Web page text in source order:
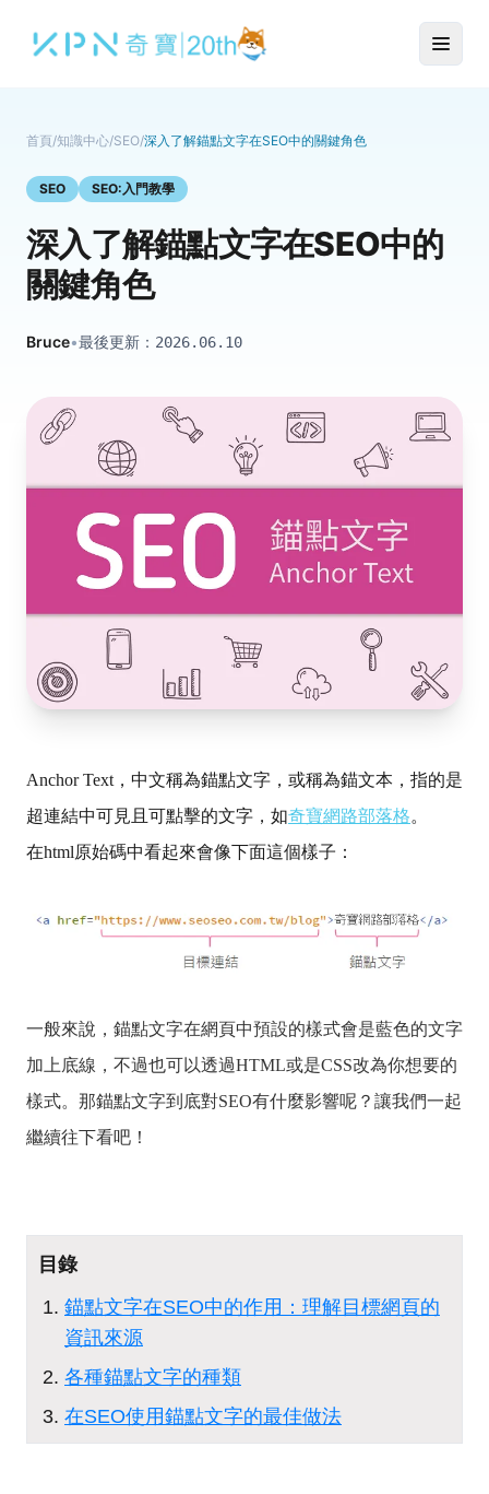
首頁/知識中心/SEO/深入了解錨點文字在SEO中的關鍵角色
SEO SEO:入門教學
深入了解錨點文字在SEO中的
關鍵角色
Bruce•最後更新： 2026.06.10
Anchor Text，中文稱為錨點文字，或稱為錨文本，指的是
超連結中可見且可點擊的文字，如奇寶網路部落格。
在html原始碼中看起來會像下面這個樣子：
一般來說，錨點文字在網頁中預設的樣式會是藍色的文字
加上底線，不過也可以透過HTML或是CSS改為你想要的
樣式。那錨點文字到底對SEO有什麼影響呢？讓我們一起
繼續往下看吧！
目錄
錨點文字在SEO中的作用：理解目標網頁的
資訊來源
各種錨點文字的種類
在SEO使用錨點文字的最佳做法